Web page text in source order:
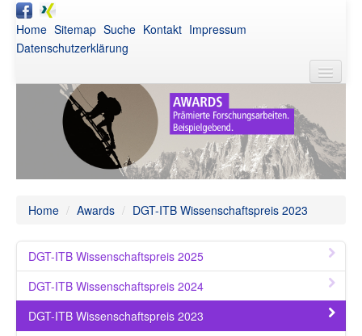
Home Sitemap Suche Kontakt Impressum
Datenschutzerklärung
DGT
Aktuelles
Awards
Veranstaltungen
Intern
Home / Awards / DGT-ITB Wissenschaftspreis 2023
DGT-ITB Wissenschaftspreis 2025
DGT-ITB Wissenschaftspreis 2024
DGT-ITB Wissenschaftspreis 2023